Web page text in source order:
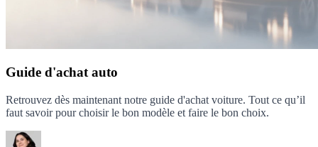
Guide d'achat auto
Retrouvez dès maintenant notre guide d'achat voiture. Tout ce qu’il
faut savoir pour choisir le bon modèle et faire le bon choix.